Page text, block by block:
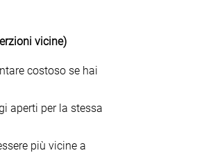
vicine)
costoso se hai
aperti per la stessa
più vicine a